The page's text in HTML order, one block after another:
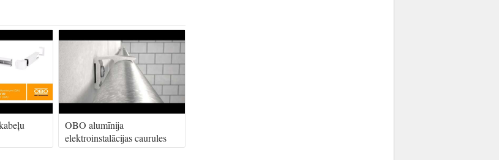
OBO alumīnija
elektroinstalācijas caurules